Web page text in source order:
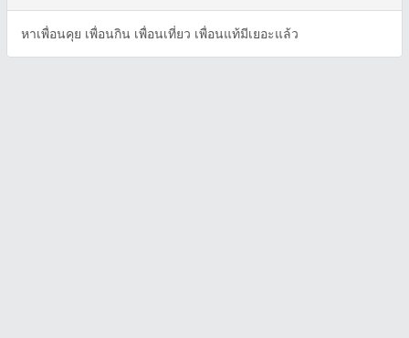
หาเพื่อนคุย เพื่อนกิน เพื่อนเที่ยว เพื่อนแท้มีเยอะแล้ว